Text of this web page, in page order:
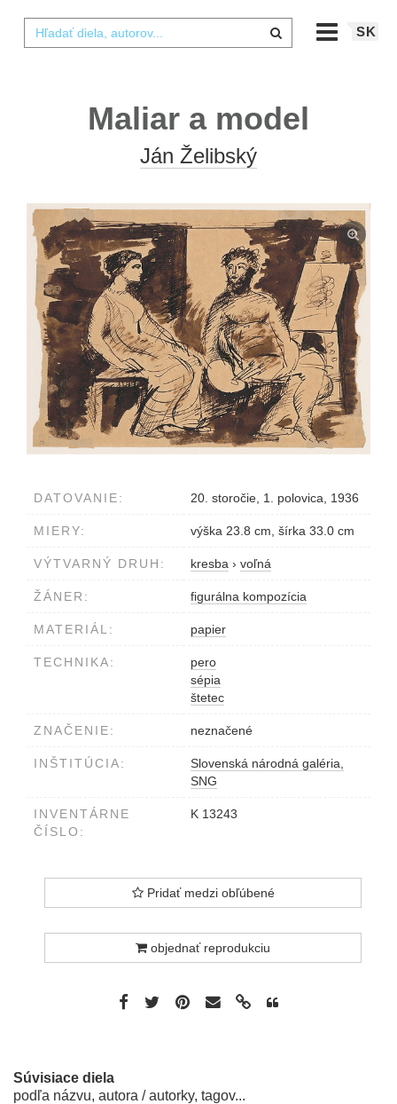
SK
Maliar a model
Ján Želibský
DATOVANIE: 20. storočie, 1. polovica, 1936
MIERY: výška 23.8 cm, šírka 33.0 cm
VÝTVARNÝ DRUH: kresba › voľná
ŽÁNER: figurálna kompozícia
MATERIÁL: papier
TECHNIKA:
pero
sépia
štetec
ZNAČENIE: neznačené
INŠTITÚCIA:
Slovenská národná galéria,
SNG
INVENTÁRNE
ČÍSLO:
K 13243
Pridať medzi obľúbené
objednať reprodukciu
Súvisiace diela
podľa názvu, autora / autorky, tagov...